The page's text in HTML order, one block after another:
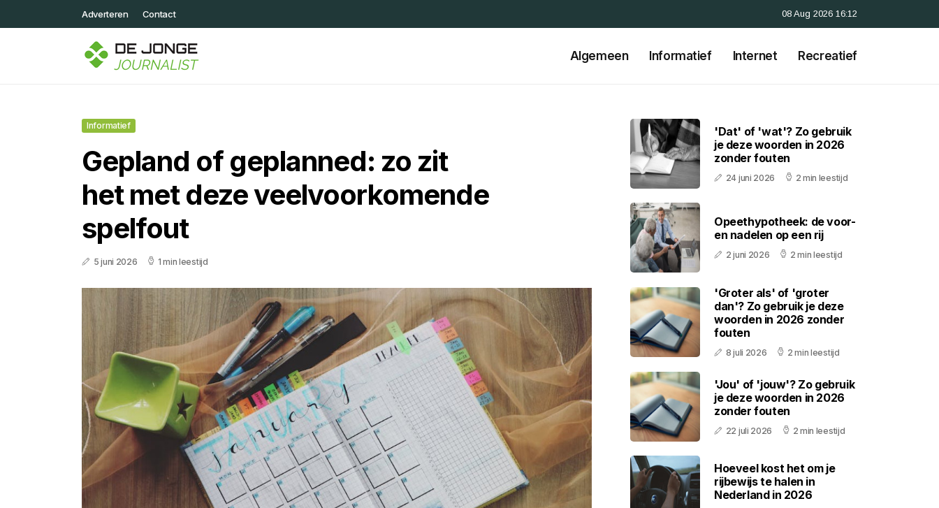
Adverteren Contact 08 Aug 2026 16:12
Algemeen Informatief Internet Recreatief
Informatief
Gepland of geplanned: zo zit
het met deze veelvoorkomende
spelfout
5 juni 2026 1 min leestijd
'Dat' of 'wat'? Zo gebruik
je deze woorden in 2026
zonder fouten
24 juni 2026 2 min leestijd
Opeethypotheek: de voor-
en nadelen op een rij
2 juni 2026 2 min leestijd
'Groter als' of 'groter
dan'? Zo gebruik je deze
woorden in 2026 zonder
fouten
8 juli 2026 2 min leestijd
'Jou' of 'jouw'? Zo gebruik
je deze woorden in 2026
zonder fouten
22 juli 2026 2 min leestijd
Hoeveel kost het om je
rijbewijs te halen in
Nederland in 2026